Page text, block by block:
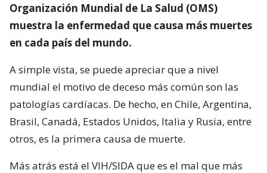
Organización Mundial de La Salud (OMS)
muestra la enfermedad que causa más muertes
en cada país del mundo.
A simple vista, se puede apreciar que a nivel
mundial el motivo de deceso más común son las
patologías cardíacas. De hecho, en Chile, Argentina,
Brasil, Canadá, Estados Unidos, Italia y Rusia, entre
otros, es la primera causa de muerte.
Más atrás está el VIH/SIDA que es el mal que más